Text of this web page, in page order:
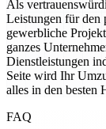
Als
Leistungen für den
gewerbliche
ganzes
Dienstleistungen
Seite wird Ihr
alles in den besten
FAQ